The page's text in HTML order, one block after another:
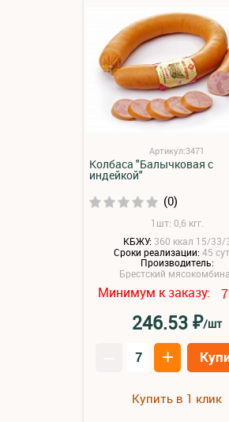
Артикул:3471
Колбаса "Балычковая с
индейкой"
(0)
1шт: 0,6 кгг.
КБЖУ: 360 ккал 15/33/
Сроки реализации:45
Производитель:
Брестский
Минимум к заказу: 7
246.53₽/шт
+
Купить в 1 клик